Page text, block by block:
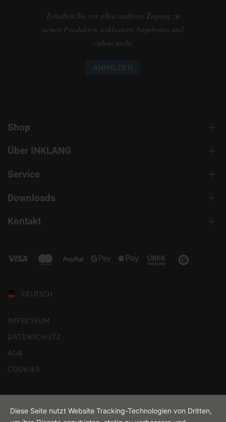
Erhalten Sie vor allen anderen Zugang zu
neuen Produkten, exklusiven Angeboten und
vielem mehr.
ANMELDEN
Shop
Über INKLANG
Service
Downloads
Kontakt
DEUTSCH
IMPRESSUM
DATENSCHUTZ
AGB
COOKIES
Diese Seite nutzt Website Tracking-Technologien von Dritten,